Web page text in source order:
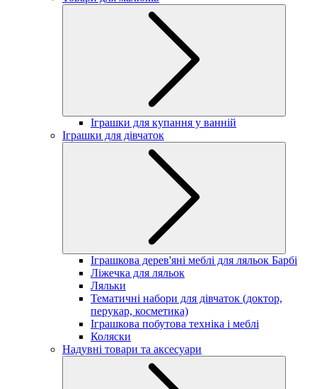
Іграшки для купання у ванній
Іграшки для дівчаток
Іграшкова дерев'яні меблі для ляльок Барбі
Ліжечка для ляльок
Ляльки
Тематичні набори для дівчаток (доктор,
перукар, косметика)
Іграшкова побутова техніка і меблі
Коляски
Надувні товари та аксесуари